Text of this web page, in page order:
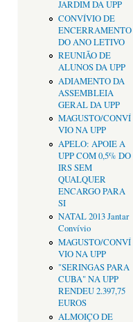
JARDIM DA UPP
CONVÍVIO DE
ENCERRAMENTO
DO ANO LETIVO
REUNIÃO DE
ALUNOS DA UPP
ADIAMENTO DA
ASSEMBLEIA
GERAL DA UPP
MAGUSTO/CONVÍ
VIO NA UPP
APELO: APOIE A
UPP COM 0,5% DO
IRS SEM
QUALQUER
ENCARGO PARA
SI
NATAL 2013 Jantar
Convívio
MAGUSTO/CONVÍ
VIO NA UPP
"SERINGAS PARA
CUBA" NA UPP
RENDEU 2.397,75
EUROS
ALMOIÇO DE